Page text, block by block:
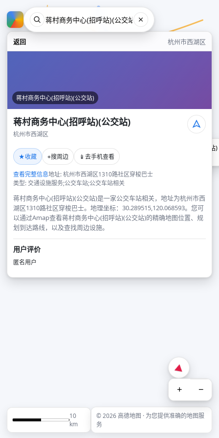
返回 杭州市西湖区
蒋村商务中心(招呼站)(公交站)
蒋村商务中心(招呼站)(公交站)
杭州市西湖区
★收藏 ⌖搜周边 📱 去手机查看
查看完整信息地址: 杭州市西湖区1310路社区穿梭巴士
类型: 交通设施服务;公交车站;公交车站相关
蒋村商务中心(招呼站)(公交站)是一家公交车站相关，地址为杭州市西
湖区1310路社区穿梭巴士。地理坐标：30.289515,120.068593。您可
以通过Amap查看蒋村商务中心(招呼站)(公交站)的精确地图位置、规
划到达路线，以及查找周边设施。
用户评价
匿名用户
蒋村商务中心(招呼站)(公交站)
+ −
10
km
© 2026 高德地图 · 为您提供准确的地图服
务